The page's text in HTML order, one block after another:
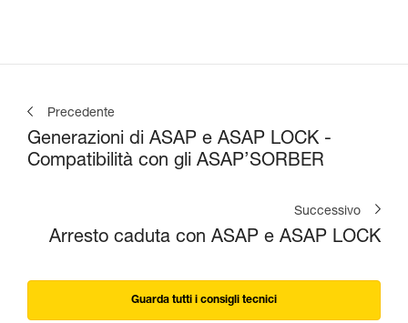
Precedente
Generazioni di ASAP e ASAP LOCK -
Compatibilità con gli ASAP’SORBER
Successivo
Arresto caduta con ASAP e ASAP LOCK
Guarda tutti i consigli tecnici